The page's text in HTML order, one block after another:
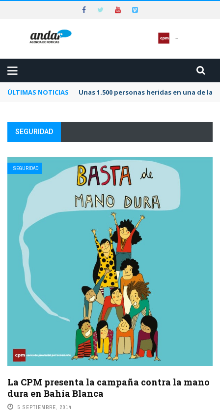
ÚLTIMAS NOTICIAS Unas 1.500 personas heridas en una de
SEGURIDAD
SEGURIDAD
La CPM presenta la campaña contra la mano
dura en Bahía Blanca
5 SEPTIEMBRE, 2014